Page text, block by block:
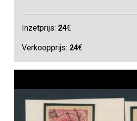
Inzetprijs: 24€
Verkoopprijs: 24€